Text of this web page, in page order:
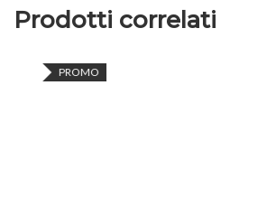
Prodotti correlati